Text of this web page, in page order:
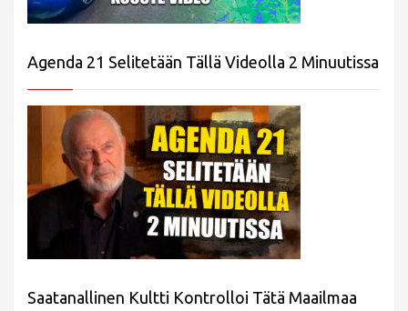
Agenda 21 Selitetään Tällä Videolla 2 Minuutissa
Saatanallinen Kultti Kontrolloi Tätä Maailmaa